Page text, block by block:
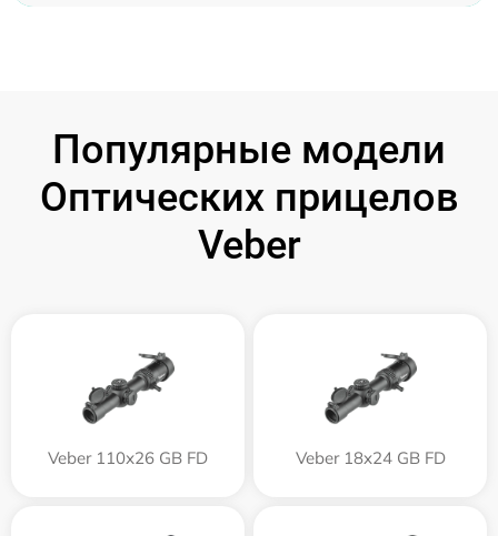
Популярные модели
Оптических прицелов
Veber
Veber 110х26 GB FD Veber 18x24 GB FD